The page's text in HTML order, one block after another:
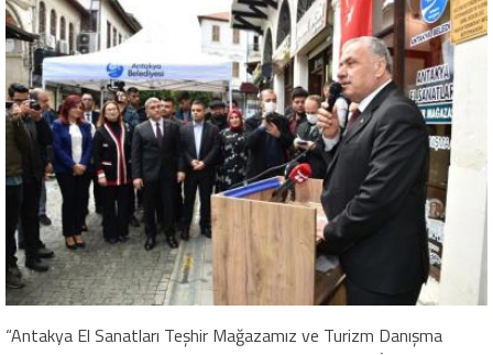
“Antakya El Sanatları Teşhir Mağazamız ve Turizm Danışma